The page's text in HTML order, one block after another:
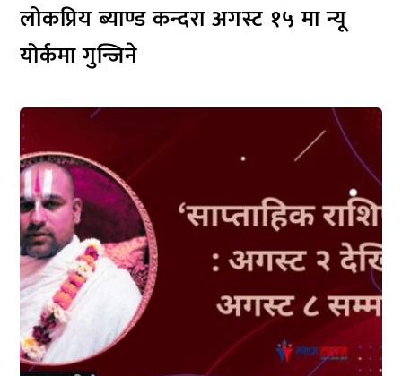
लोकप्रिय ब्याण्ड कन्दरा अगस्ट १५ मा न्यू
योर्कमा गुन्जिने